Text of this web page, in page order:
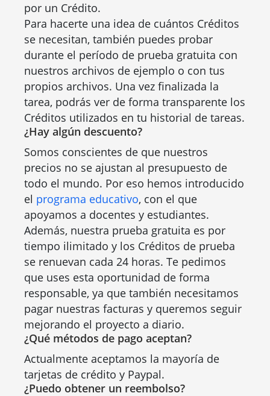
por un Crédito.
Para hacerte una idea de cuántos Créditos
se necesitan, también puedes probar
durante el período de prueba gratuita con
nuestros archivos de ejemplo o con tus
propios archivos. Una vez finalizada la
tarea, podrás ver de forma transparente los
Créditos utilizados en tu historial de tareas.
¿Hay algún descuento?
Somos conscientes de que nuestros
precios no se ajustan al presupuesto de
todo el mundo. Por eso hemos introducido
el programa educativo, con el que
apoyamos a docentes y estudiantes.
Además, nuestra prueba gratuita es por
tiempo ilimitado y los Créditos de prueba
se renuevan cada 24 horas. Te pedimos
que uses esta oportunidad de forma
responsable, ya que también necesitamos
pagar nuestras facturas y queremos seguir
mejorando el proyecto a diario.
¿Qué métodos de pago aceptan?
Actualmente aceptamos la mayoría de
tarjetas de crédito y Paypal.
¿Puedo obtener un reembolso?